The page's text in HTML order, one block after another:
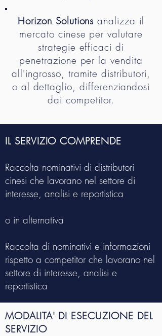
Horizon Solutionsanalizza il
mercato cinese per valutare
strategie efficaci di
penetrazione per la vendita
all'ingrosso, tramite distributori,
o al dettaglio, differenziandosi
dai competitor.
IL SERVIZIO COMPRENDE
Raccolta nominativi di distributori
cinesi che lavorano nel settore di
interesse, analisi e reportistica
o in alternativa
Raccolta di nominativi e informazioni
rispetto a competitor che lavorano nel
settore di interesse, analisi e
reportistica
MODALITA' DI ESECUZIONE DEL
SERVIZIO